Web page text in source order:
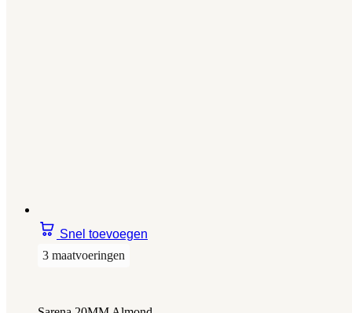
Snel toevoegen
3 maatvoeringen